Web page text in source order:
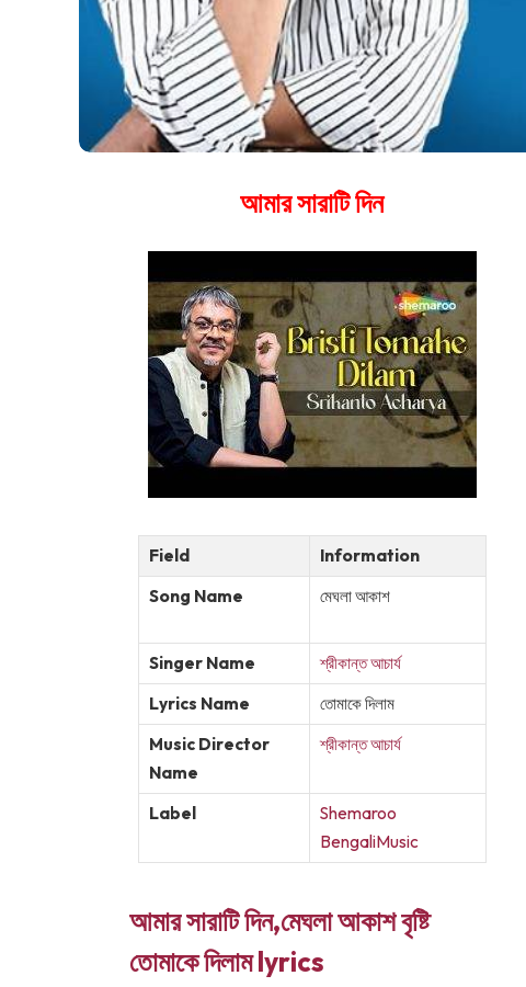
আমার সারাটি দিন
Field
Information
Song Name
মেঘলা আকাশ
Singer Name
শ্রীকান্ত আচার্য
Lyrics Name
তোমাকে দিলাম
Music Director
Name
শ্রীকান্ত আচার্য
Label
Shemaroo
BengaliMusic
আমার সারাটি দিন,মেঘলা আকাশ বৃষ্টি
তোমাকে দিলাম lyrics